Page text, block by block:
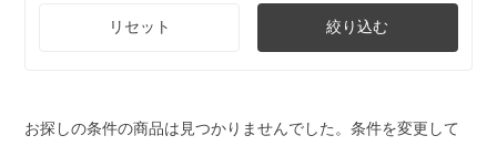
リセット 絞り込む
お探しの条件の商品は見つかりませんでした。条件を変更して